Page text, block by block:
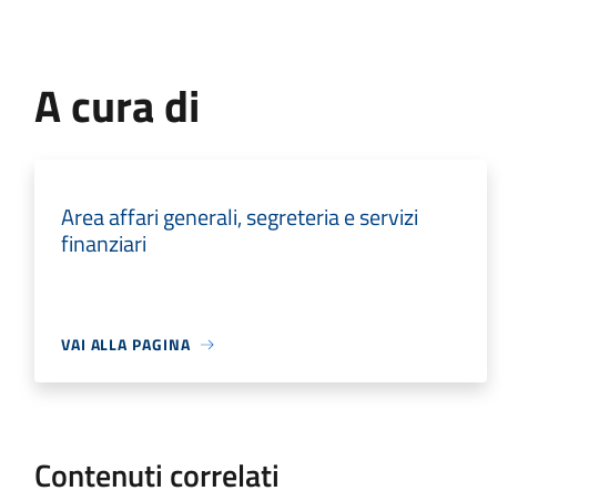
A cura di
Area affari generali, segreteria e servizi
finanziari
VAI ALLA PAGINA
Contenuti correlati